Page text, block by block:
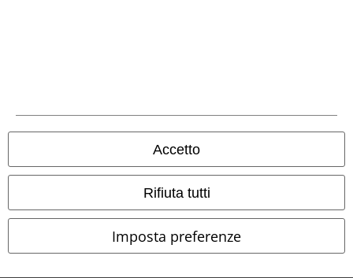
Accetto
Rifiuta tutti
Imposta preferenze
I prezzi sono IVA compresa. Spese ditrasporto escluse
© 1986-2026 EMP Mailorder Italia S.r.l.
Gli altri shop EMP nel mondo